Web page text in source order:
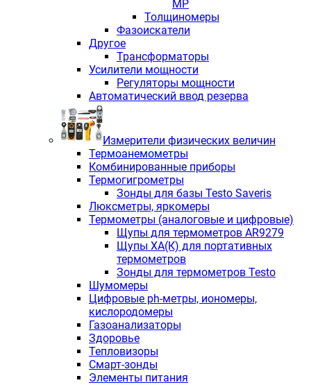
МР
Толщиномеры
Фазоискатели
Другое
Трансформаторы
Усилители мощности
Регуляторы мощности
Автоматический ввод резерва
Измерители физических величин
Термоанемометры
Комбинированные приборы
Термогигрометры
Зонды для базы Testo Saveris
Люксметры, яркомеры
Термометры (аналоговые и цифровые)
Щупы для термометров AR9279
Щупы ХА(К) для портативных
термометров
Зонды для термометров Testo
Шумомеры
Цифровые ph-метры, иономеры,
кислородомеры
Газоанализаторы
Здоровье
Тепловизоры
Смарт-зонды
Элементы питания